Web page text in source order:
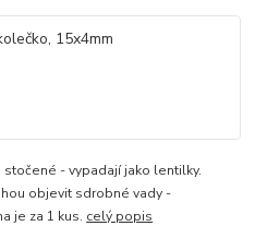
- vypadají jako lentilky.
objevit sdrobné vady -
je za 1 kus. celý popis